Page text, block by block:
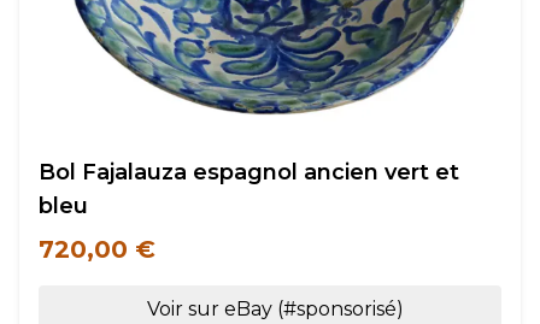
Bol Fajalauza espagnol ancien vert et
bleu
720,00 €
Voir sur eBay (#sponsorisé)